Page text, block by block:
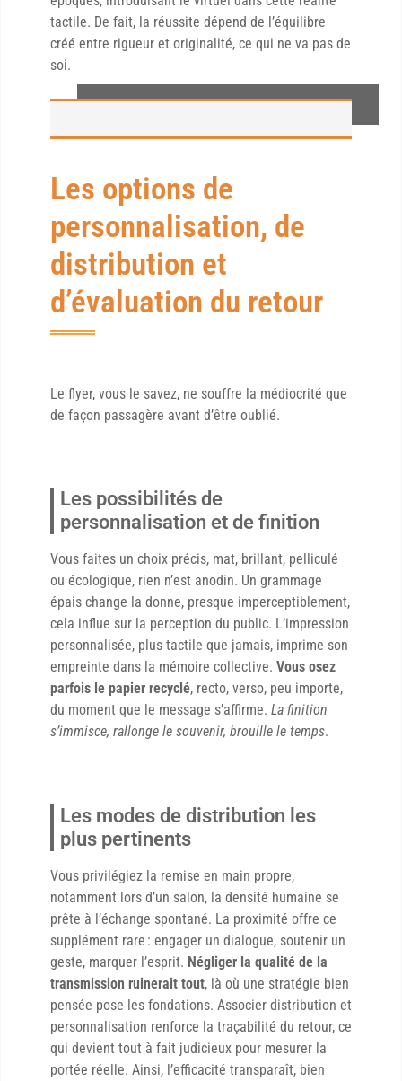
tactile. De fait, la réussite dépend de l’équilibre
créé entre rigueur et originalité, ce qui ne va pas de
soi.
Les options de
personnalisation, de
distribution et
d’évaluation du retour
Le flyer, vous le savez, ne souffre la médiocrité que
de façon passagère avant d’être oublié.
Les possibilités de
personnalisation et de finition
Vous faites un choix précis, mat, brillant, pelliculé
ou écologique, rien n’est anodin. Un grammage
épais change la donne, presque imperceptiblement,
cela influe sur la perception du public. L’impression
personnalisée, plus tactile que jamais, imprime son
empreinte dans la mémoire collective. Vous osez
parfois le papier recyclé, recto, verso, peu importe,
du moment que le message s’affirme. La finition
s’immisce, rallonge le souvenir, brouille le temps.
Les modes de distribution les
plus pertinents
Vous privilégiez la remise en main propre,
notamment lors d’un salon, la densité humaine se
prête à l’échange spontané. La proximité offre ce
supplément rare : engager un dialogue, soutenir un
geste, marquer l’esprit. Négliger la qualité de la
transmission ruinerait tout, là où une stratégie bien
pensée pose les fondations. Associer distribution et
personnalisation renforce la traçabilité du retour, ce
qui devient tout à fait judicieux pour mesurer la
portée réelle. Ainsi, l’efficacité transparaît, bien